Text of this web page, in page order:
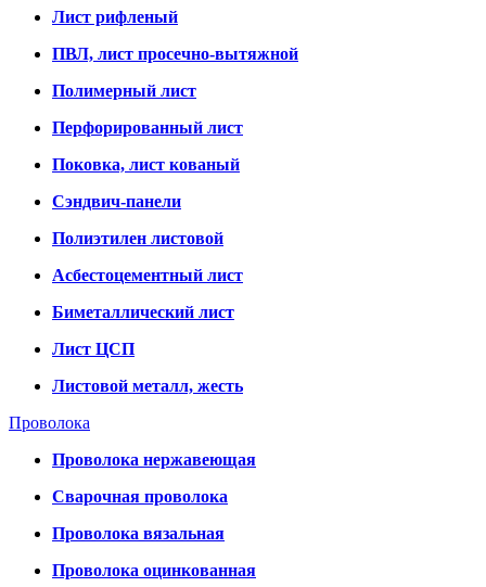
Лист рифленый
ПВЛ, лист просечно-вытяжной
Полимерный лист
Перфорированный лист
Поковка, лист кованый
Сэндвич-панели
Полиэтилен листовой
Асбестоцементный лист
Биметаллический лист
Лист ЦСП
Листовой металл, жесть
Проволока
Проволока нержавеющая
Сварочная проволока
Проволока вязальная
Проволока оцинкованная